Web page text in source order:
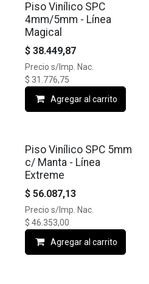
Piso Vinílico SPC
4mm/5mm - Línea
Magical
$ 38.449,87
Precio s/Imp. Nac.
$ 31.776,75
Agregar al carrito
Piso Vinílico SPC 5mm
c/ Manta - Línea
Extreme
$ 56.087,13
Precio s/Imp. Nac.
$ 46.353,00
Agregar al carrito